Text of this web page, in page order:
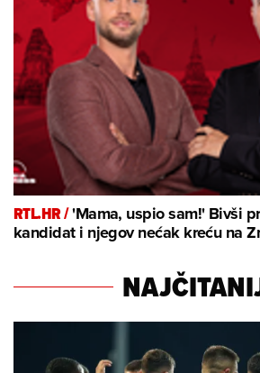
RTL.HR /'Mama, uspio sam!' Bivši
kandidat i njegov nećak kreću na